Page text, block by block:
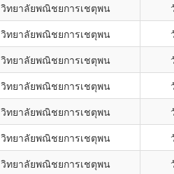
วิทยาลัยพณิชยการเชตุพน
วิทยาลัยพณิชยการเชตุพน
วิทยาลัยพณิชยการเชตุพน
วิทยาลัยพณิชยการเชตุพน
วิทยาลัยพณิชยการเชตุพน
วิทยาลัยพณิชยการเชตุพน
วิทยาลัยพณิชยการเชตุพน